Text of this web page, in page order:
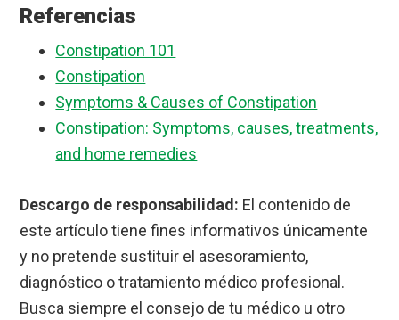
Referencias
Constipation 101
Constipation
Symptoms & Causes of Constipation
Constipation: Symptoms, causes, treatments,
and home remedies
Descargo de responsabilidad: El contenido de
este artículo tiene fines informativos únicamente
y no pretende sustituir el asesoramiento,
diagnóstico o tratamiento médico profesional.
Busca siempre el consejo de tu médico u otro